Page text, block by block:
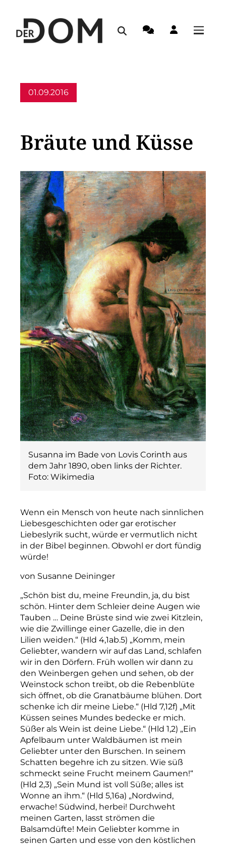
01.09.2016
Bräute und Küsse
Susanna im Bade von Lovis Corinth aus
dem Jahr 1890, oben links der Richter.
Foto: Wikimedia
Wenn ein Mensch von heute nach sinnlichen
Liebesgeschichten oder gar erotischer
Liebeslyrik sucht, würde er vermutlich nicht
in der Bibel beginnen. Obwohl er dort fündig
würde!
von Susanne Deininger
„Schön bist du, meine Freundin, ja, du bist
schön. Hinter dem Schleier deine Augen wie
Tauben … Deine Brüste sind wie zwei Kitzlein,
wie die Zwillinge einer Gazelle, die in den
Lilien weiden.“ (Hld 4,1ab.5) „Komm, mein
Geliebter, wandern wir auf das Land, schlafen
wir in den Dörfern. Früh wollen wir dann zu
den Weinbergen gehen und sehen, ob der
Weinstock schon treibt, ob die Rebenblüte
sich öffnet, ob die Granatbäume blühen. Dort
schenke ich dir meine Liebe.“ (Hld 7,12f) „Mit
Küssen seines Mundes bedecke er mich.
Süßer als Wein ist deine Liebe.“ (Hld 1,2) „Ein
Apfelbaum unter Waldbäumen ist mein
Geliebter unter den Burschen. In seinem
Schatten begehre ich zu sitzen. Wie süß
schmeckt seine Frucht meinem Gaumen!“
(Hld 2,3) „Sein Mund ist voll Süße; alles ist
Wonne an ihm.“ (Hld 5,16a) „Nordwind,
erwache! Südwind, herbei! Durchweht
meinen Garten, lasst strömen die
Balsamdüfte! Mein Geliebter komme in
seinen Garten und esse von den köstlichen